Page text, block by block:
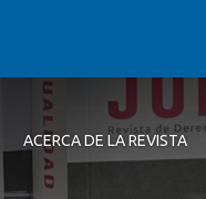
ACERCA DE LA REVISTA